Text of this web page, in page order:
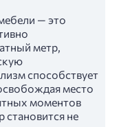
— это
метр,
способствует
место
моментов
становится не